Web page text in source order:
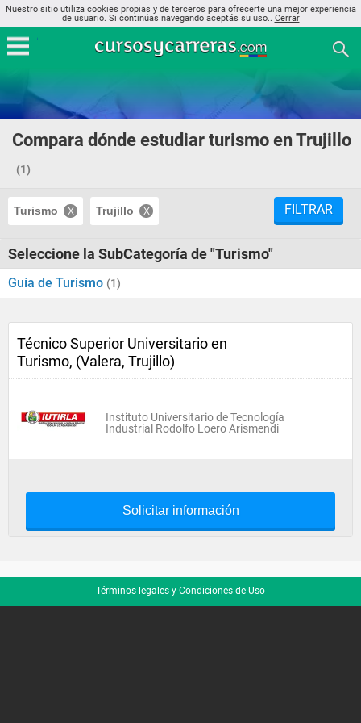
Nuestro sitio utiliza cookies propias y de terceros para ofrecerte una mejor experiencia
de usuario. Si continúas navegando aceptás su uso.. Cerrar
Compara dónde estudiar turismo en Trujillo
(1)
Turismo Trujillo FILTRAR
Seleccione la SubCategoría de "Turismo"
Guía de Turismo (1)
Técnico Superior Universitario en
Turismo, (Valera, Trujillo)
Instituto Universitario de Tecnología
Industrial Rodolfo Loero Arismendi
Solicitar información
Términos legales y Condiciones de Uso